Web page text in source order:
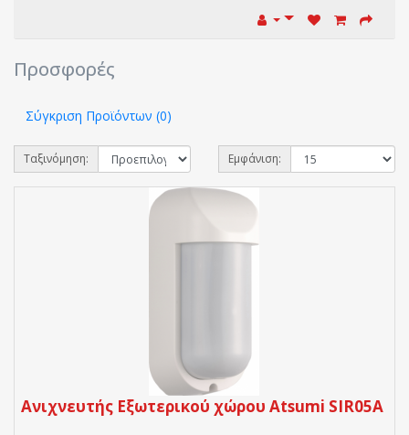
Προσφορές
Σύγκριση Προϊόντων (0)
Ταξινόμηση: Εμφάνιση:
Ανιχνευτής Εξωτερικού χώρου Atsumi SIR05A